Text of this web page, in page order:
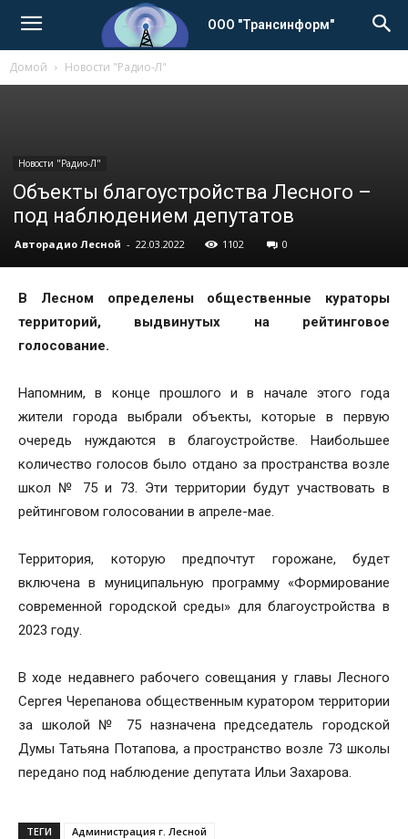
ООО "Трансинформ"
Домой Новости "Радио-Л"
Новости "Радио-Л"
Объекты благоустройства Лесного –
под наблюдением депутатов
Авторадио Лесной - 22.03.2022 1102 0
В Лесном определены общественные кураторы
территорий, выдвинутых на рейтинговое
голосование.
Напомним, в конце прошлого и в начале этого года
жители города выбрали объекты, которые в первую
очередь нуждаются в благоустройстве. Наибольшее
количество голосов было отдано за пространства возле
школ № 75 и 73. Эти территории будут участвовать в
рейтинговом голосовании в апреле-мае.
Территория, которую предпочтут горожане, будет
включена в муниципальную программу «Формирование
современной городской среды» для благоустройства в
2023 году.
В ходе недавнего рабочего совещания у главы Лесного
Сергея Черепанова общественным куратором территории
за школой № 75 назначена председатель городской
Думы Татьяна Потапова, а пространство возле 73 школы
передано под наблюдение депутата Ильи Захарова.
ТЕГИ Администрация г. Лесной